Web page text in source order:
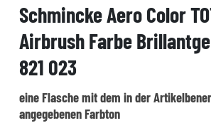
Schmincke Aero Color
Airbrush Farbe
821 023
eine Flasche mit dem in der
angegebenen Farbton